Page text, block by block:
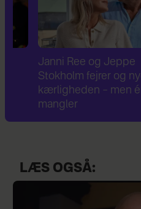
Janni Ree og Jeppe
Stokholm fejrer og nyder
kærligheden – men én
mangler
LÆS OGSÅ: